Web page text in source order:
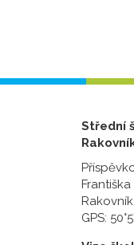
Střední
Rakovník
GPS: